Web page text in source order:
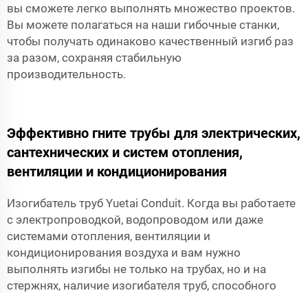
вы сможете легко выполнять множество проектов.
Вы можете полагаться на наши гибочные станки,
чтобы получать одинаково качественный изгиб раз
за разом, сохраняя стабильную
производительность.
Эффективно гните трубы для электрических,
сантехнических и систем отопления,
вентиляции и кондиционирования
Изогибатель труб Yuetai Conduit. Когда вы работаете
с электропроводкой, водопроводом или даже
системами отопления, вентиляции и
кондиционирования воздуха и вам нужно
выполнять изгибы не только на трубах, но и на
стержнях, наличие изогибателя труб, способного